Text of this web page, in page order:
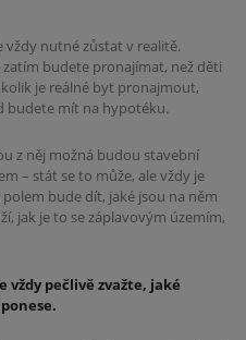
nutné zůstat v realitě.
zatím budete pronajímat, než děti
je reálné byt pronajmout,
budete mít na hypotéku.
z něj možná budou stavební
– stát se to může, ale vždy je
bude dít, jaké jsou na něm
jak je to se záplavovým územím,
vždy pečlivě zvažte, jaké